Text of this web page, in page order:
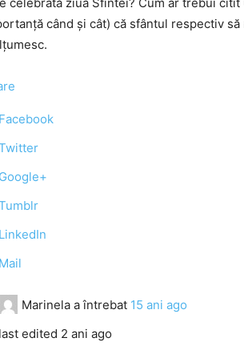
când şi cât) că sfântul respectiv
Facebook
Google+
LinkedIn
Mail
Marinela a întrebat 15 ani ago
last edited 2 ani ago